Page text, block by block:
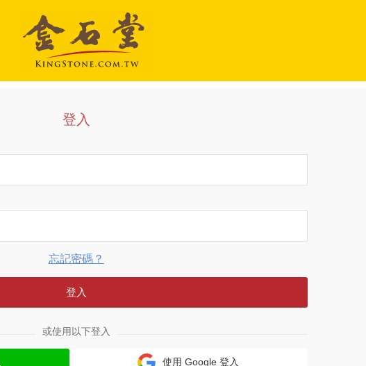
登入
忘記密碼？
登入
或使用以下登入
使用 Google 登入